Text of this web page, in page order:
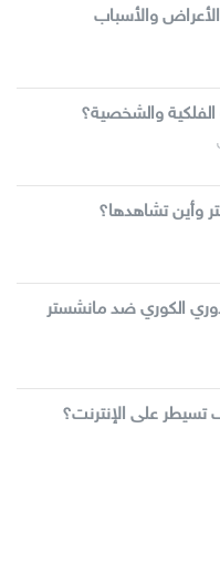
والأسباب
والشخصية؟
وأين تشاهدها؟
الكوري ضد مانشستر
على الإنترنت؟